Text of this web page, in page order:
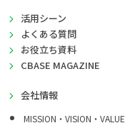
活用シーン
よくある質問
お役立ち資料
CBASE MAGAZINE
会社情報
MISSION・VISION・VALUE